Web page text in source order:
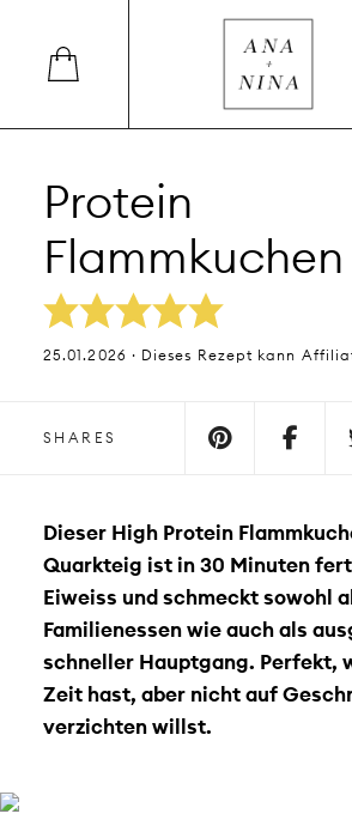
Protein
Flammkuchen
25.01.2026 · Dieses Rezept kann
SHARES
Dieser High Protein
Quarkteig ist in 30 Minuten
Eiweiss und schmeckt sowohl
Familienessen wie auch als
schneller Hauptgang. Perfekt,
Zeit hast, aber nicht auf
verzichten willst.